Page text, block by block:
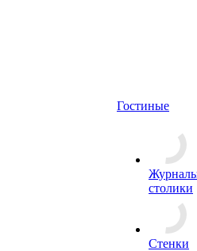
Гостиные
столики
Стенки